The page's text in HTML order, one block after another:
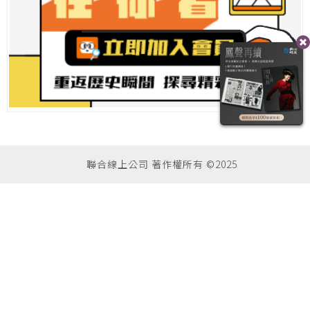
聯合線上公司 著作權所有 ©2025